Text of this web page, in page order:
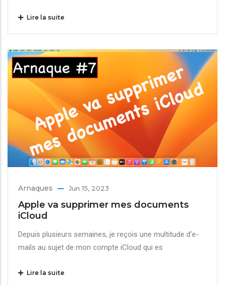
Lire la suite
Arnaques Jun 15, 2023
Apple va supprimer mes documents
iCloud
Depuis plusieurs semaines, je reçois une multitude d'e-
mails au sujet de mon compte iCloud qui es
Lire la suite